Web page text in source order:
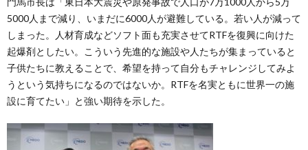
5000人まで減り、いまだに6000人が避難している。若い人が減って
しまった。人材育成などソフト面も充実させてRTFを復興に向けた
起爆剤としたい。こういう先進的な施設や人たちが集まっていると
子供たちに教えることで、希望を持って自分もチャレンジしてみよ
うという気持ちになるのではないか。RTFを名実ともに世界一の施
設に育てたい」と強い期待を示した。